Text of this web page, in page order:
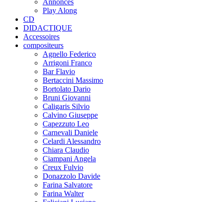
Annonces
Play Along
CD
DIDACTIQUE
Accessoires
compositeurs
Agnello Federico
Arrigoni Franco
Bar Flavio
Bertaccini Massimo
Bortolato Dario
Bruni Giovanni
Caligaris Silvio
Calvino Giuseppe
Capezzuto Leo
Carnevali Daniele
Celardi Alessandro
Chiara Claudio
Ciampani Angela
Creux Fulvio
Donazzolo Davide
Farina Salvatore
Farina Walter